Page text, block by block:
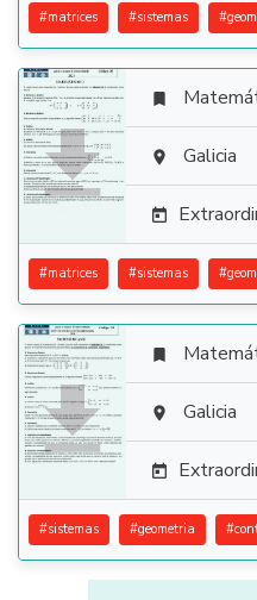
#matrices #sistemas #


 Galicia

#matrices #sistemas #


 Galicia

#sistemas #geometria #